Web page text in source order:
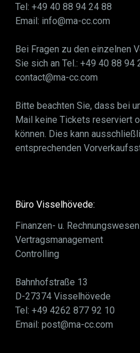
Tel: +49 40 88 94 24 88
Email: info@ma-cc.com
Bei Fragen zu den einzelnen
Sie sich an Tel.: +49 40 88 94
contact@ma-cc.com
Bitte beachten Sie, dass bei
Mail keine Tickets reserviert
können. Dies kann
entsprechenden
Büro Visselhövede:
Finanzen- u. Rechnungswesen
Vertragsmanagement
Controlling
Bahnhofstraße 13
D-27374 Visselhövede
Tel: +49 4262 877 92 10
Email: post@ma-cc.com